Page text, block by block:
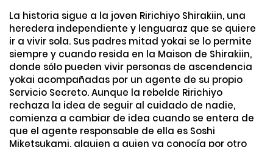
La historia sigue a la joven Ririchiyo Shirakiin, una
heredera independiente y lenguaraz que se quiere
ir a vivir sola. Sus padres mitad yokai se lo permite
siempre y cuando resida en la Maison de Shirakiin,
donde sólo pueden vivir personas de ascendencia
yokai acompañadas por un agente de su propio
Servicio Secreto. Aunque la rebelde Ririchiyo
rechaza la idea de seguir al cuidado de nadie,
comienza a cambiar de idea cuando se entera de
que el agente responsable de ella es Soshi
Miketsukami, alguien a quien ya conocía por otro